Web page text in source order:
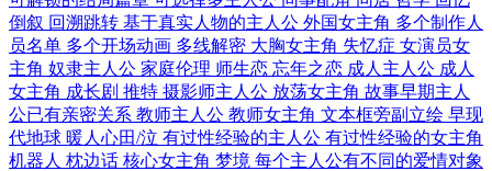
倒叙 回溯跳转 基于真实人物的主人公 外国女主角 多个制作人
员名单 多个开场动画 多线解密 大胸女主角 失忆症 女演员女
主角 奴隶主人公 家庭伦理 师生恋 忘年之恋 成人主人公 成人
女主角 成长剧 推特 摄影师主人公 放荡女主角 故事早期主人
公已有亲密关系 教师主人公 教师女主角 文本框旁副立绘 早现
代地球 暖人心田/泣 有过性经验的主人公 有过性经验的女主角
机器人 枕边话 核心女主角 梦境 每个主人公有不同的爱情对象